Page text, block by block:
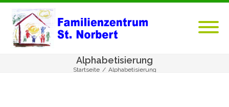
Alphabetisierung
Startseite / Alphabetisierung